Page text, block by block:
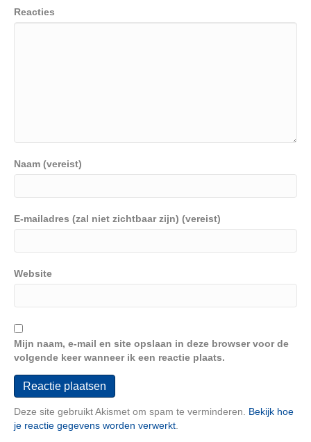
Reacties
Naam (vereist)
E-mailadres (zal niet zichtbaar zijn) (vereist)
Website
Mijn naam, e-mail en site opslaan in deze browser voor de
volgende keer wanneer ik een reactie plaats.
Deze site gebruikt Akismet om spam te verminderen. Bekijk hoe
je reactie gegevens worden verwerkt